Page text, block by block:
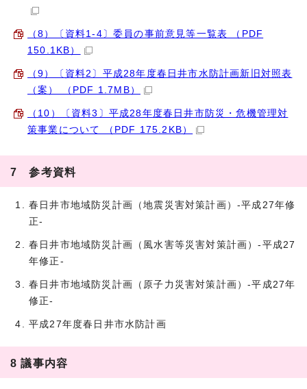
（8）〔資料1-4〕委員の事前意見等一覧表 （PDF
150.1KB）
（9）〔資料2〕平成28年度春日井市水防計画新旧対照表
（案） （PDF 1.7MB）
（10）〔資料3〕平成28年度春日井市防災・危機管理対
策事業について （PDF 175.2KB）
7 参考資料
春日井市地域防災計画（地震災害対策計画）‐平成27年修
正‐
春日井市地域防災計画（風水害等災害対策計画）‐平成27
年修正‐
春日井市地域防災計画（原子力災害対策計画）‐平成27年
修正‐
平成27年度春日井市水防計画
8 議事内容